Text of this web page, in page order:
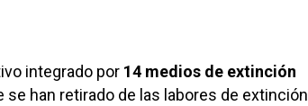
integrado por 14 medios de extinción
se han retirado de las labores de extinción